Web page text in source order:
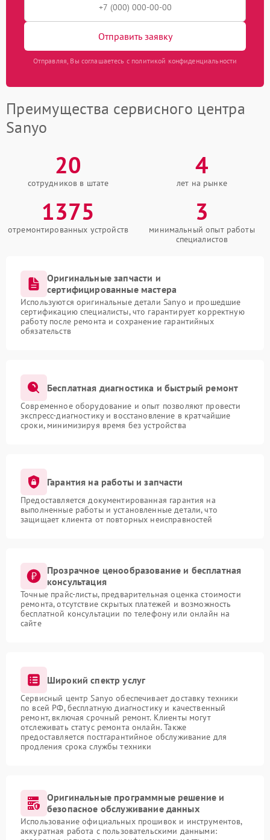
Отправить заявку
Отправляя, Вы соглашаетесь с политикой конфиденциальности
Преимущества сервисного центра
Sanyo
20
сотрудников в штате
4
лет на рынке
1375
отремонтированных устройств
3
минимальный опыт работы
специалистов
Оригинальные запчасти и
сертифицированные мастера
Используются оригинальные детали Sanyo и прошедшие
сертификацию специалисты, что гарантирует корректную
работу после ремонта и сохранение гарантийных
обязательств
Бесплатная диагностика и быстрый ремонт
Современное оборудование и опыт позволяют провести
экспресс-диагностику и восстановление в кратчайшие
сроки, минимизируя время без устройства
Гарантия на работы и запчасти
Предоставляется документированная гарантия на
выполненные работы и установленные детали, что
защищает клиента от повторных неисправностей
Прозрачное ценообразование и бесплатная
консультация
Точные прайс-листы, предварительная оценка стоимости
ремонта, отсутствие скрытых платежей и возможность
бесплатной консультации по телефону или онлайн на
сайте
Широкий спектр услуг
Сервисный центр Sanyo обеспечивает доставку техники
по всей РФ, бесплатную диагностику и качественный
ремонт, включая срочный ремонт. Клиенты могут
отслеживать статус ремонта онлайн. Также
предоставляется постгарантийное обслуживание для
продления срока службы техники
Оригинальные программные решение и
безопасное обслуживание данных
Использование официальных прошивок и инструментов,
аккуратная работа с пользовательскими данными: